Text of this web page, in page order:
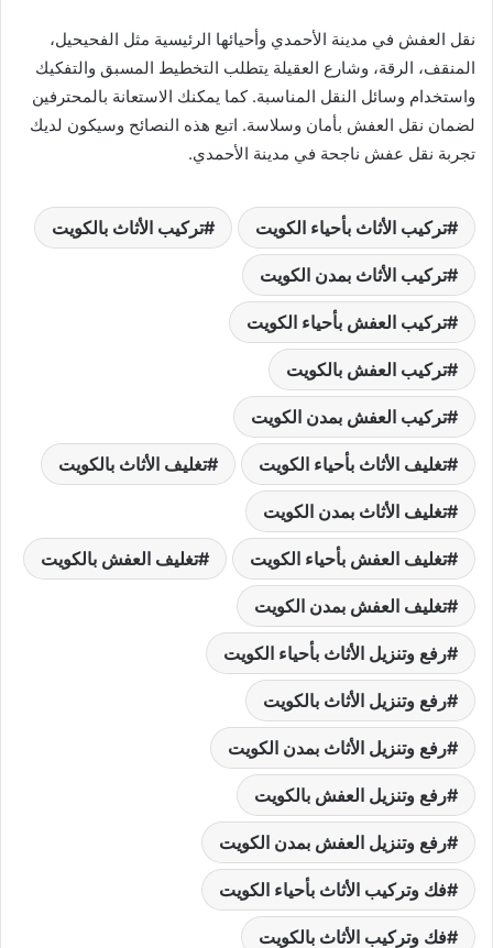
نقل العفش في مدينة الأحمدي وأحيائها الرئيسية مثل الفحيحيل،
المنقف، الرقة، وشارع العقيلة يتطلب التخطيط المسبق والتفكيك
واستخدام وسائل النقل المناسبة. كما يمكنك الاستعانة بالمحترفين
لضمان نقل العفش بأمان وسلاسة. اتبع هذه النصائح وسيكون لديك
تجربة نقل عفش ناجحة في مدينة الأحمدي.
تركيب الأثاث بأحياء الكويت تركيب الأثاث بالكويت
تركيب الأثاث بمدن الكويت
تركيب العفش بأحياء الكويت
تركيب العفش بالكويت
تركيب العفش بمدن الكويت
تغليف الأثاث بأحياء الكويت تغليف الأثاث بالكويت
تغليف الأثاث بمدن الكويت
تغليف العفش بأحياء الكويت تغليف العفش بالكويت
تغليف العفش بمدن الكويت
رفع وتنزيل الأثاث بأحياء الكويت
رفع وتنزيل الأثاث بالكويت
رفع وتنزيل الأثاث بمدن الكويت
رفع وتنزيل العفش بالكويت
رفع وتنزيل العفش بمدن الكويت
فك وتركيب الأثاث بأحياء الكويت
فك وتركيب الأثاث بالكويت